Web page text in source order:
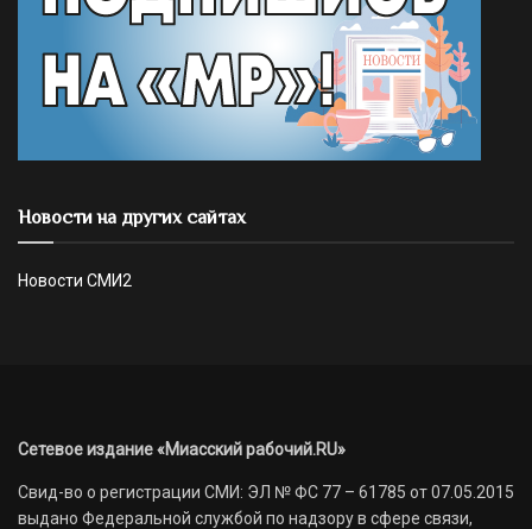
Новости на других сайтах
Новости СМИ2
Сетевое издание «Миасский рабочий.RU»
Свид-во о регистрации СМИ: ЭЛ № ФС 77 – 61785 от 07.05.2015
выдано Федеральной службой по надзору в сфере связи,